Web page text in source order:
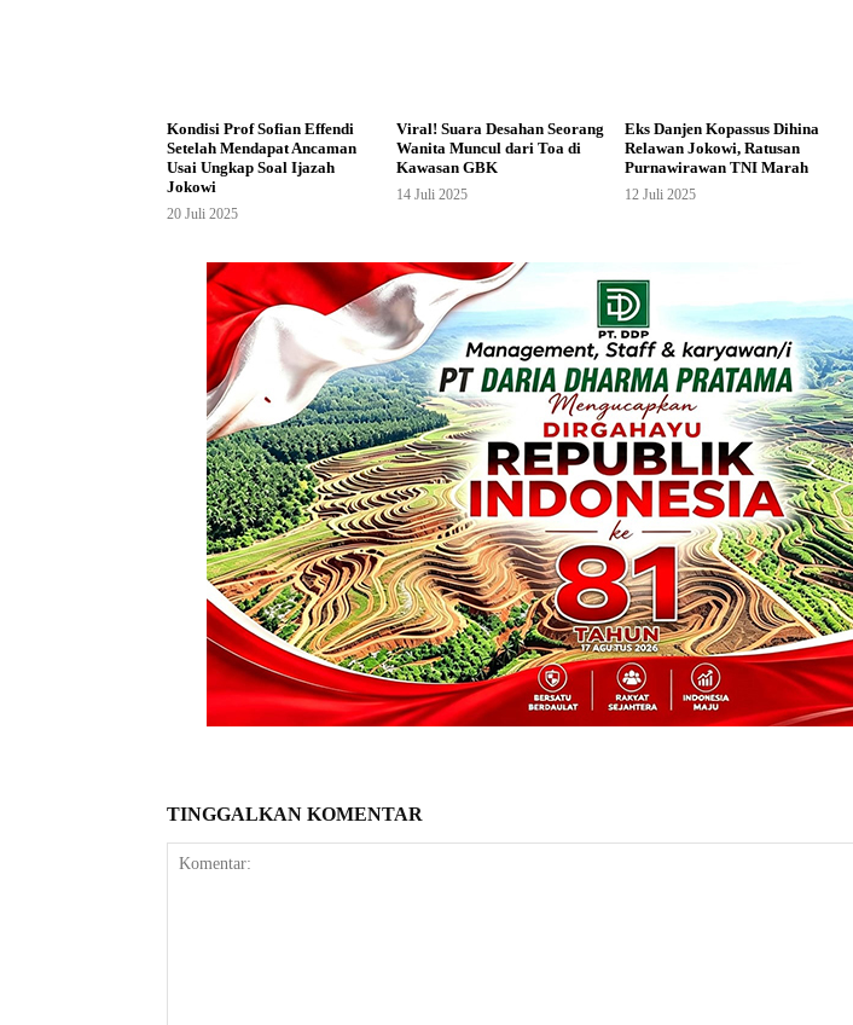
Kondisi Prof Sofian Effendi
Setelah Mendapat Ancaman
Usai Ungkap Soal Ijazah
Jokowi
20 Juli 2025
Viral! Suara Desahan Seorang
Wanita Muncul dari Toa di
Kawasan GBK
14 Juli 2025
Eks Danjen Kopassus Dihina
Relawan Jokowi, Ratusan
Purnawirawan TNI Marah
12 Juli 2025
TINGGALKAN KOMENTAR